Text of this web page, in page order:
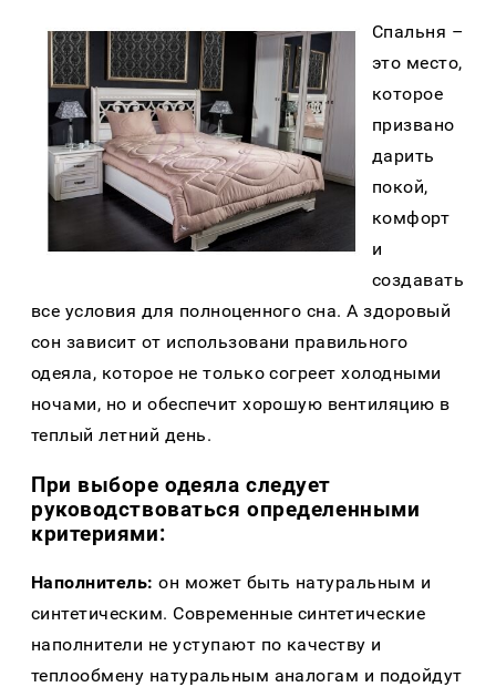
Спальня –
это место,
которое
призвано
дарить
покой,
комфорт
и
создавать
все условия для полноценного сна. А здоровый
сон зависит от использовани правильного
одеяла, которое не только согреет холодными
ночами, но и обеспечит хорошую вентиляцию в
теплый летний день.
При выборе одеяла следует
руководствоваться определенными
критериями:
Наполнитель: он может быть натуральным и
синтетическим. Современные синтетические
наполнители не уступают по качеству и
теплообмену натуральным аналогам и подойдут